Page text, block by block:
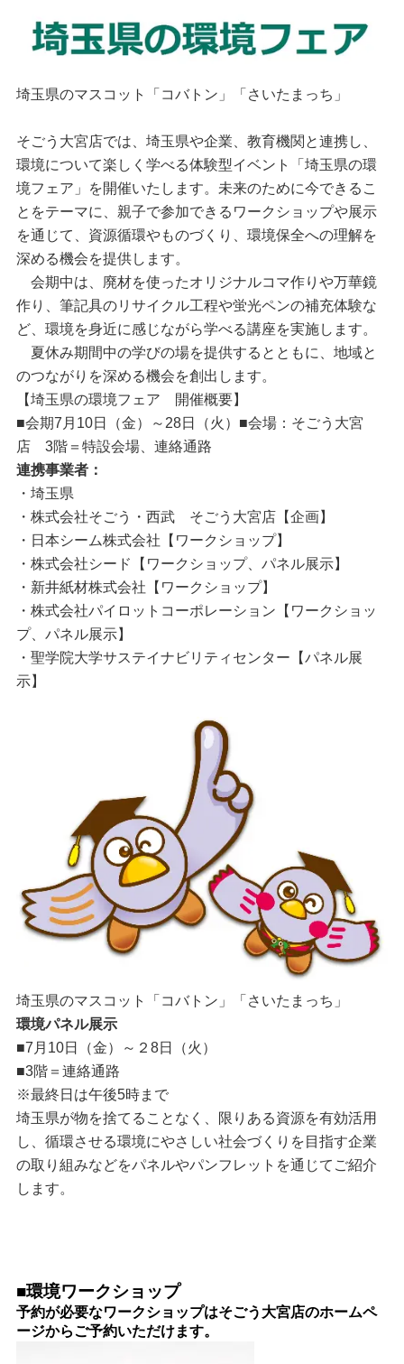
埼玉県のマスコット「コバトン」「さいたまっち」
そごう大宮店では、埼玉県や企業、教育機関と連携し、
環境について楽しく学べる体験型イベント「埼玉県の環
境フェア」を開催いたします。未来のために今できるこ
とをテーマに、親子で参加できるワークショップや展示
を通じて、資源循環やものづくり、環境保全への理解を
深める機会を提供します。
会期中は、廃材を使ったオリジナルコマ作りや万華鏡
作り、筆記具のリサイクル工程や蛍光ペンの補充体験な
ど、環境を身近に感じながら学べる講座を実施します。
夏休み期間中の学びの場を提供するとともに、地域と
のつながりを深める機会を創出します。
【埼玉県の環境フェア 開催概要】
■会期7月10日（金）～28日（火）■会場：そごう大宮
店 3階＝特設会場、連絡通路
連携事業者：
・埼玉県
・株式会社そごう・西武 そごう大宮店【企画】
・日本シーム株式会社【ワークショップ】
・株式会社シード【ワークショップ、パネル展示】
・新井紙材株式会社【ワークショップ】
・株式会社パイロットコーポレーション【ワークショッ
プ、パネル展示】
・聖学院大学サステイナビリティセンター【パネル展
示】
埼玉県のマスコット「コバトン」「さいたまっち」
環境パネル展示
■7月10日（金）～２8日（火）
■3階＝連絡通路
※最終日は午後5時まで
埼玉県が物を捨てることなく、限りある資源を有効活用
し、循環させる環境にやさしい社会づくりを目指す企業
の取り組みなどをパネルやパンフレットを通じてご紹介
します。
■環境ワークショップ
予約が必要なワークショップはそごう大宮店のホームペ
ージからご予約いただけます。